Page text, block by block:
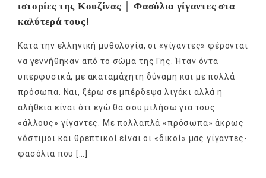
ιστορίες της Κουζίνας │ Φασόλια γίγαντες στα
καλύτερά τους!
Κατά την ελληνική μυθολογία, οι «γίγαντες» φέρονται
να γεννήθηκαν από το σώμα της Γης. Ήταν όντα
υπερφυσικά, με ακαταμάχητη δύναμη και με πολλά
πρόσωπα. Ναι, ξέρω σε μπέρδεψα λιγάκι αλλά η
αλήθεια είναι ότι εγώ θα σου μιλήσω για τους
«άλλους» γίγαντες. Με πολλαπλά «πρόσωπα» άκρως
νόστιμοι και θρεπτικοί είναι οι «δικοί» μας γίγαντες-
φασόλια που […]